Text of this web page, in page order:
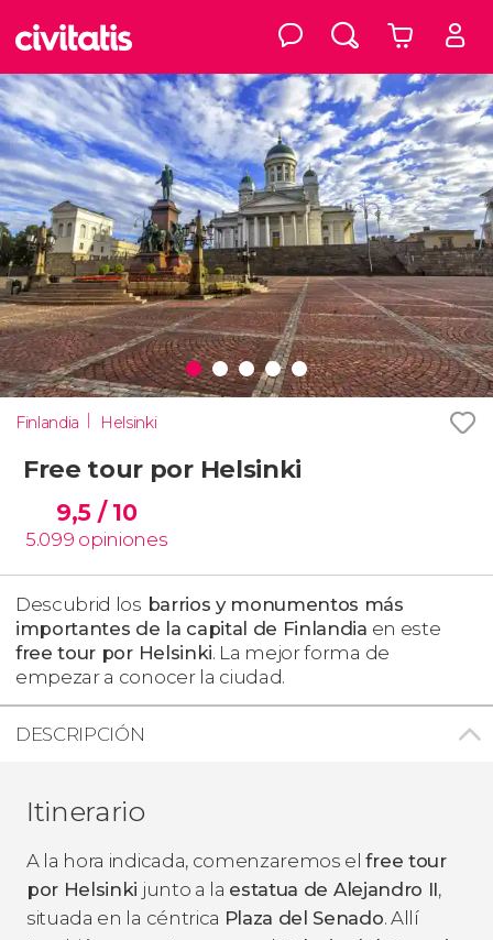
Finlandia Helsinki
Free tour por Helsinki
9,5 / 10
5.099 opiniones
Descubrid los barrios y monumentos más
importantes de la capital de Finlandia en este
free tour por Helsinki. La mejor forma de
empezar a conocer la ciudad.
DESCRIPCIÓN
Itinerario
A la hora indicada, comenzaremos elfree tour
por Helsinki junto a la estatua de Alejandro II,
situada en la céntrica Plaza del Senado. Allí